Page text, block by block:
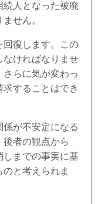
続人となった被廃
せん。
回復します。この
なければなりませ
らに気が変わっ
することはでき
係が不安定になる
後者の観点から
しまでの事実に基
と考えられま